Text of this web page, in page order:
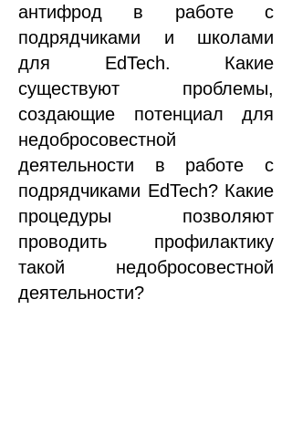
антифрод в работе с
подрядчиками и школами
для EdTech.
Какие
существуют проблемы,
создающие потенциал для
недобросовестной
деятельности в работе с
подрядчиками EdTech? Какие
процедуры позволяют
проводить профилактику
такой недобросовестной
деятельности?